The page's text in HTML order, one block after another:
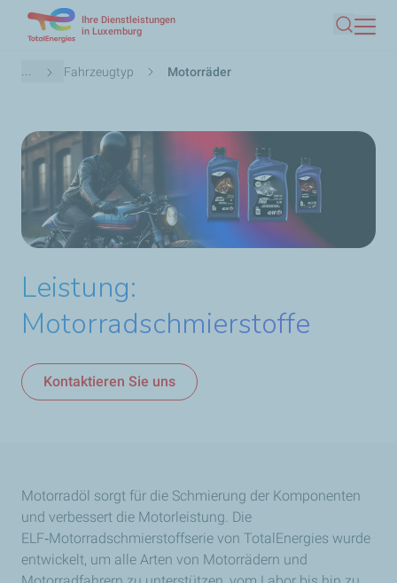
Inhalt
Ihre Dienstleistungen
in Luxemburg
Suche
Pfadnavigation
... Fahrzeugtyp Motorräder
Leistung:
Motorradschmierstoffe
Kontaktieren Sie uns
Motorradöl sorgt für die Schmierung der Komponenten
und verbessert die Motorleistung. Die
ELF‑Motorradschmierstoffserie von TotalEnergies wurde
entwickelt, um alle Arten von Motorrädern und